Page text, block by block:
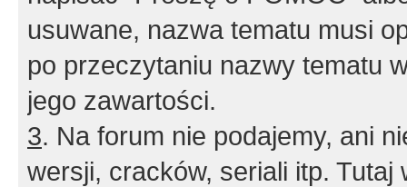
usuwane, nazwa tematu musi
po przeczytaniu nazwy tematu
jego zawartości.
3. Na forum nie podajemy, ani
wersji, cracków, seriali itp. Tutaj